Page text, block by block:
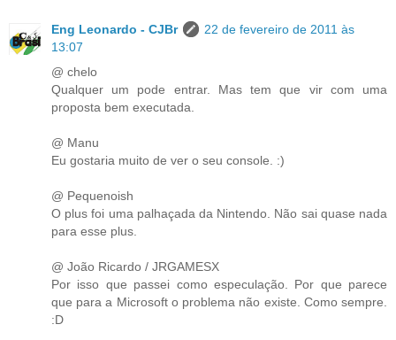
Eng Leonardo - CJBr
22 de fevereiro de 2011 às
13:07
@ chelo
Qualquer um pode entrar. Mas tem que vir com uma
proposta bem executada.
@ Manu
Eu gostaria muito de ver o seu console. :)
@ Pequenoish
O plus foi uma palhaçada da Nintendo. Não sai quase nada
para esse plus.
@ João Ricardo / JRGAMESX
Por isso que passei como especulação. Por que parece
que para a Microsoft o problema não existe. Como sempre.
:D